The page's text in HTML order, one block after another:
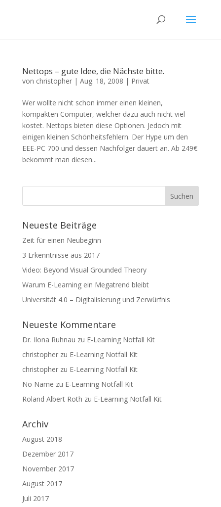
Nettops – gute Idee, die Nächste bitte.
von christopher| Aug. 18, 2008 | Privat
Wer wollte nicht schon immer einen kleinen,
kompakten Computer, welcher dazu auch nicht viel
kostet. Nettops bieten diese Optionen. Jedoch mit
einigen kleinen Schönheitsfehlern. Der Hype um den
EEE-PC 700 und dessen Nachfolger dauert an. Ab 249€
bekommt man diesen...
Neueste Beiträge
Zeit für einen Neubeginn
3 Erkenntnisse aus 2017
Video: Beyond Visual Grounded Theory
Warum E-Learning ein Megatrend bleibt
Universität 4.0 – Digitalisierung und Zerwürfnis
Neueste Kommentare
Dr. Ilona Ruhnau zu E-Learning Notfall Kit
christopherzu E-Learning Notfall Kit
christopherzu E-Learning Notfall Kit
No Name zu E-Learning Notfall Kit
Roland Albert Roth zu E-Learning Notfall Kit
Archiv
August 2018
Dezember 2017
November 2017
August 2017
Juli 2017